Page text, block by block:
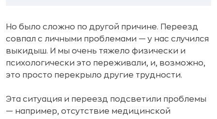
Но было сложно по другой причине. Переезд
совпал с личными проблемами — у нас случился
выкидыш. И мы очень тяжело физически и
психологически это переживали, и, возможно,
это просто перекрыло другие трудности.
Эта ситуация и переезд подсветили проблемы
— например, отсутствие медицинской